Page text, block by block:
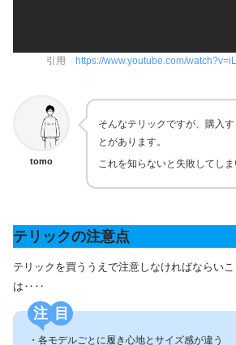
引用 https://www.youtube.com/
tomo
そんなテリックですが、購入
とがあります。
これを知らないと失敗してしま
テリックの注意点
テリックを買ううえで注意しなければならい
は‥‥
注目
・各モデルごとに履き心地とサイズ感が違う